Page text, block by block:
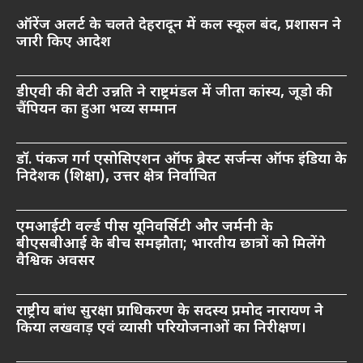
ऑरेंज अलर्ट के चलते देहरादून में कल स्कूल बंद, प्रशासन ने
जारी किए आदेश
डीएवी की बेटी उन्नति ने राष्ट्रमंडल में जीता कांस्य, जूडो की
चैंपियन का हुआ भव्य सम्मान
डॉ. पंकज गर्ग एसोसिएशन ऑफ ब्रेस्ट सर्जन्स ऑफ इंडिया के
निदेशक (शिक्षा), उत्तर क्षेत्र निर्वाचित
एमआईटी वर्ल्ड पीस यूनिवर्सिटी और जर्मनी के
बीएसबीआई के बीच समझौता; भारतीय छात्रों को मिलेंगे
वैश्विक अवसर
राष्ट्रीय बांध सुरक्षा प्राधिकरण के सदस्य प्रमोद नारायण ने
किया लखवाड़ एवं व्यासी परियोजनाओं का निरीक्षण।